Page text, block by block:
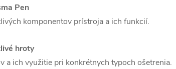
Pen
komponentov prístroja a ich funkcií.
hroty
a ich využitie pri konkrétnych typoch ošetrenia.